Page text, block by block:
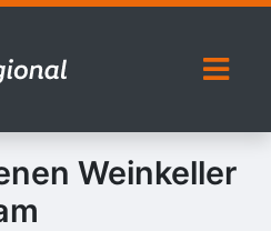
Weinkeller